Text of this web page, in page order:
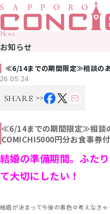
News
お知らせ
≪6/14までの期間限定≫相談の
26.05.24
SHARE >>
≪6/14までの期間限定≫相談
COMICHI5000円分お食事券
結婚の準備期間。ふた
て大切にしたい！
結婚が決まって今後の事色々考えなき